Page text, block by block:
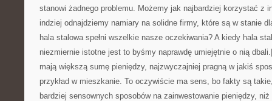
stanowi żadnego problemu. Możemy jak najbardziej korzystać z
indziej odnajdziemy namiary na solidne firmy, które są w stanie
hala stalowa spełni wszelkie nasze oczekiwania? A kiedy hala
niezmiernie istotne jest to byśmy naprawdę umiejętnie o nią
mają większą sumę pieniędzy, najzwyczajniej pragną w jakiś
przykład w mieszkanie. To oczywiście ma sens, bo fakty są
bardziej sensownych sposobów na zainwestowanie pieniędzy,